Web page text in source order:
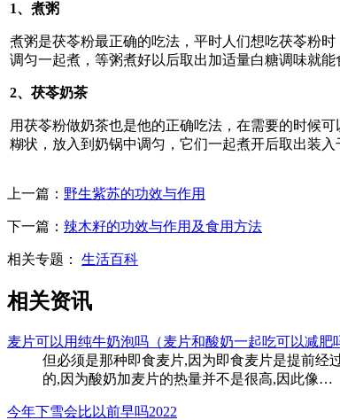
1、煮粥
煮粥是茯苓粉最正确的吃法，平时人们想吃茯苓粉
调匀一起煮，等粥煮好以后取出加适量白糖调味就能
2、茯苓奶茶
用茯苓粉做奶茶也是他的正确吃法，在需要的时候
糊状，放入到奶锅中调匀，它们一起煮开后取出装入
上一篇： 野生紫苏的功效与作用
下一篇： 辣木籽的功效与作用及食用方法
相关专题： 生活百科
相关资讯
麦片可以用纯牛奶泡吗（麦片和酸奶一起吃可以减肥
但必须是那种即食麦片,因为即食麦片是提
的,因为酸奶加麦片的热量并不是很高,因此像…
今年下雪会比以前早吗2022